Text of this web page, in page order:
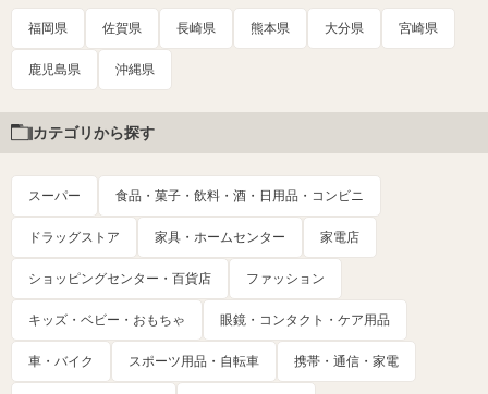
福岡県 佐賀県 長崎県 熊本県 大分県 宮崎県
鹿児島県 沖縄県
カテゴリから探す
スーパー 食品・菓子・飲料・酒・日用品・コンビニ
ドラッグストア 家具・ホームセンター 家電店
ショッピングセンター・百貨店 ファッション
キッズ・ベビー・おもちゃ 眼鏡・コンタクト・ケア用品
車・バイク スポーツ用品・自転車 携帯・通信・家電